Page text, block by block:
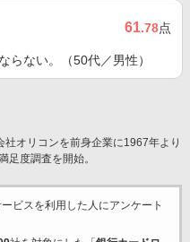
61.78点
らない。（50代／男性）
オリコンを前身企業に1967年より
足度調査を開始。
ビスを利用した 人にアンケート